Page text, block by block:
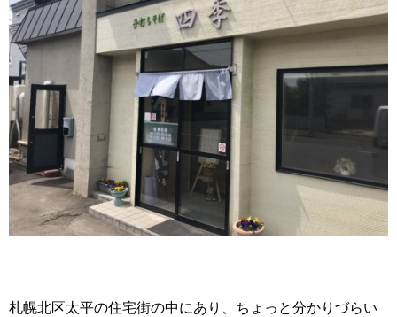
札幌北区太平の住宅街の中にあり、ちょっと分かりづらい